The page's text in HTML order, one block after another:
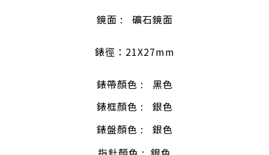
鏡面 : 礦石鏡面
錶徑：21X27mm
錶帶顏色 :
黑色
錶框顏色 :
銀色
錶盤顏色 : 銀色